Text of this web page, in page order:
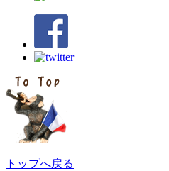
トップへ戻る